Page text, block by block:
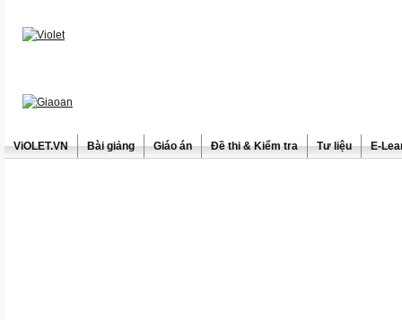
ViOLET.VN Bài giảng Giáo án Đề thi & Kiểm tra Tư liệu E-